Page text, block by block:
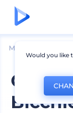
Mockup
Would you like